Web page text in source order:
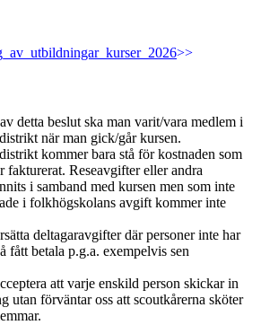
>>
detta beslut ska man varit/vara medlem i
när man gick/går kursen.
kommer bara stå för kostnaden som
fakturerat. Reseavgifter eller andra
i samband med kursen men som inte
i folkhögskolans avgift kommer inte
deltagaravgifter där personer inte har
fått betala p.g.a. exempelvis sen
att varje enskild person skickar in
utan förväntar oss att scoutkårerna sköter